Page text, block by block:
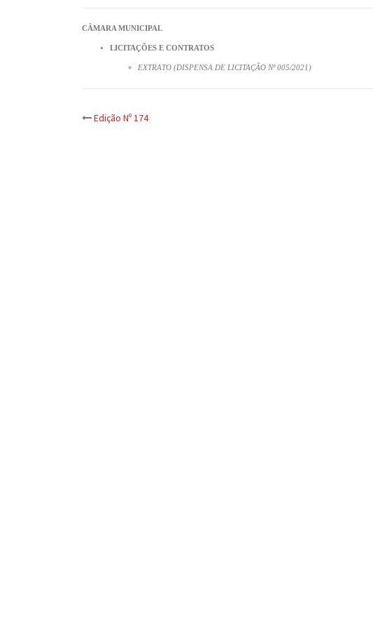
CÂMARA MUNICIPAL
LICITAÇÕES E CONTRATOS
EXTRATO (DISPENSA DE LICITAÇÃO Nº 005/2021)
Post
Edição Nº 174